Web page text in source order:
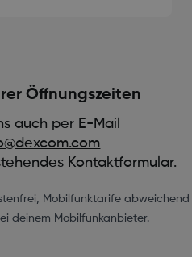
Öffnungszeiten
auch per E-Mail
Kontaktformular.
Mobilfunktarife abweichend
deinem Mobilfunkanbieter.